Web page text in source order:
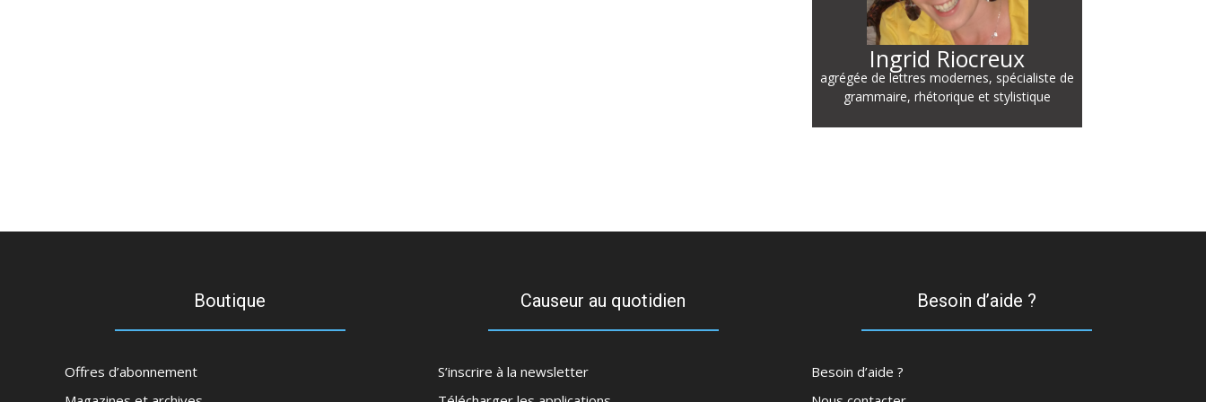
Ingrid Riocreux
agrégée de lettres modernes, spécialiste de
grammaire, rhétorique et stylistique
Boutique
Offres d’abonnement
Causeur au quotidien
S’inscrire à la newsletter
Besoin d’aide ?
Besoin d’aide ?